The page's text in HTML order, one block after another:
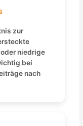
zur
niedrige
bei
nach